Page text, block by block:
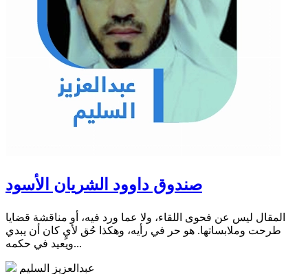
صندوق داوود الشريان الأسود
المقال ليس عن فحوى اللقاء، ولا عما ورد فيه، أو مناقشة قضايا
طرحت وملابساتها. هو حر في رأيه، وهكذا حُق لأيٍ كان أن يبدي
عبدالعزيز السليم